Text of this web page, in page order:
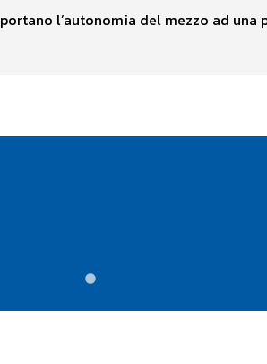
l’autonomia del mezzo ad una